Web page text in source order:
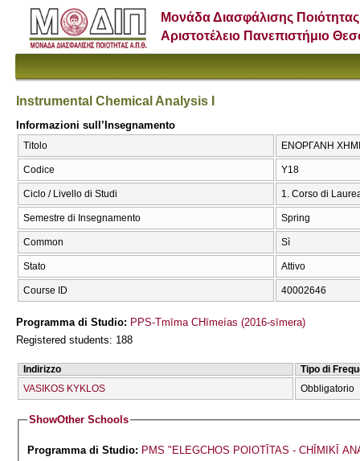
Μονάδα Διασφάλισης Ποιότητας
Αριστοτέλειο Πανεπιστήμιο
Instrumental Chemical Analysis I
Informazioni sull’Insegnamento
Titolo ΕΝΟΡΓΑΝΗ
Codice Υ18
Ciclo / Livello di Studi 1. Corso di
Semestre di Insegnamento Spring
Common Sì
Stato Attivo
Course ID 40002646
Programma di Studio: PPS-Tmīma CΗīmeías (2016-sīmera)
Registered students: 188
Indirizzo
Tipo di
VASIKOS KYKLOS
Obbligatorio
ShowOther Schools
Programma di Studio: PMS "ELEGCΗOS POIOTĪTAS - CΗĪMIKĪ